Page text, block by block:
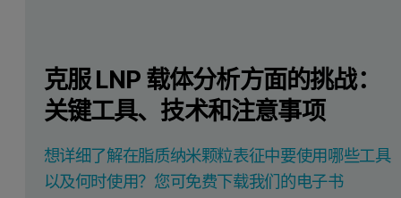
克服 LNP 载体分析方面的挑战：
关键工具、技术和注意事项
想详细了解在脂质纳米颗粒表征中要使用哪些工具
以及何时使用？您可免费下载我们的电子书